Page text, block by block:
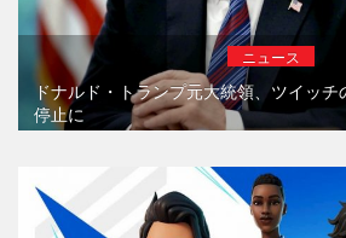
ニュース
ドナルド・トランプ元大統領、ツイッ
停止に